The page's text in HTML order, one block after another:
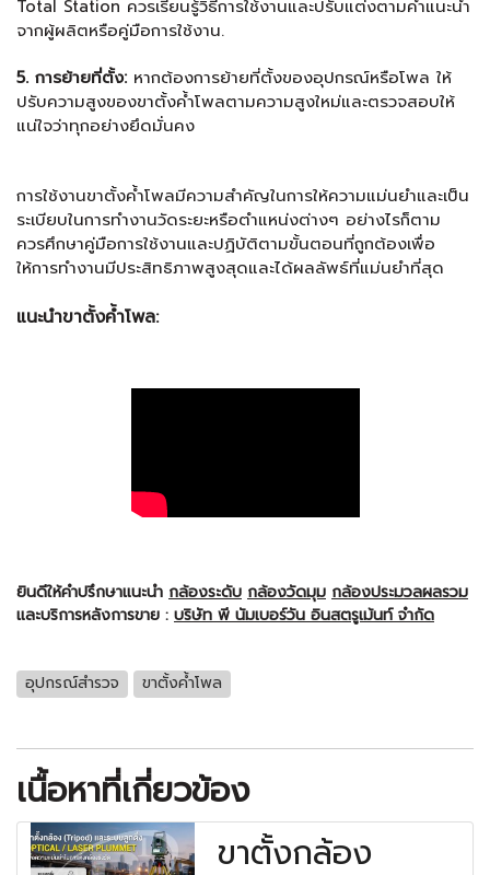
Total Station ควรเรียนรู้วิธีการใช้งานและปรับแต่งตามคำแนะนำ
จากผู้ผลิตหรือคู่มือการใช้งาน.
5. การย้ายที่ตั้ง: หากต้องการย้ายที่ตั้งของอุปกรณ์หรือโพล ให้
ปรับความสูงของขาตั้งค้ำโพลตามความสูงใหม่และตรวจสอบให้
แน่ใจว่าทุกอย่างยึดมั่นคง
การใช้งานขาตั้งค้ำโพลมีความสำคัญในการให้ความแม่นยำและเป็น
ระเบียบในการทำงานวัดระยะหรือตำแหน่งต่างๆ อย่างไรก็ตาม
ควรศึกษาคู่มือการใช้งานและปฏิบัติตามขั้นตอนที่ถูกต้องเพื่อ
ให้การทำงานมีประสิทธิภาพสูงสุดและได้ผลลัพธ์ที่แม่นยำที่สุด
แนะนำขาตั้งค้ำโพล:
ยินดีให้คำปรึกษาแนะนำ กล้องระดับ กล้องวัดมุม กล้องประมวลผลรวม
และบริการหลังการขาย : บริษัท พี นัมเบอร์วัน อินสตรูเม้นท์ จำกัด
อุปกรณ์สำรวจ ขาตั้งค้ำโพล
เนื้อหาที่เกี่ยวข้อง
ขาตั้งกล้อง